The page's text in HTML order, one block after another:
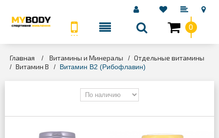
0
Главная > Витамины и Минералы > Отдельные витамины
> Витамин B > Витамин B2 (Рибофлавин)
КАТЕГОРИИ